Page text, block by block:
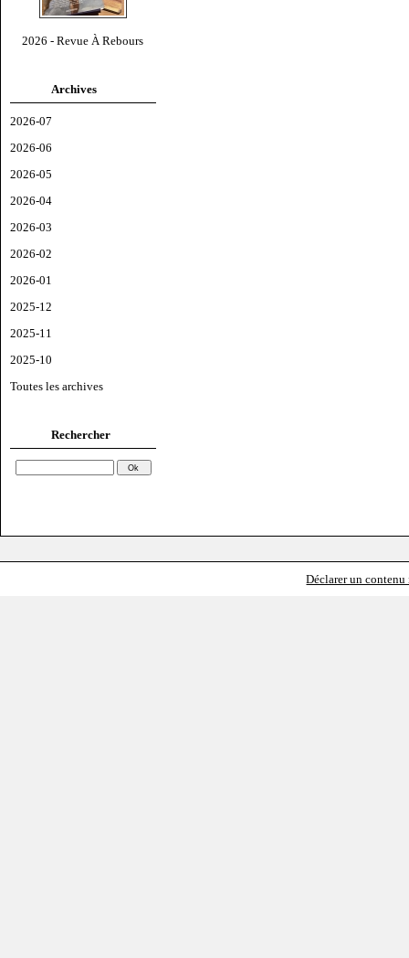
2026 - Revue À Rebours
Archives
2026-07
2026-06
2026-05
2026-04
2026-03
2026-02
2026-01
2025-12
2025-11
2025-10
Toutes les archives
Rechercher
Déclarer un